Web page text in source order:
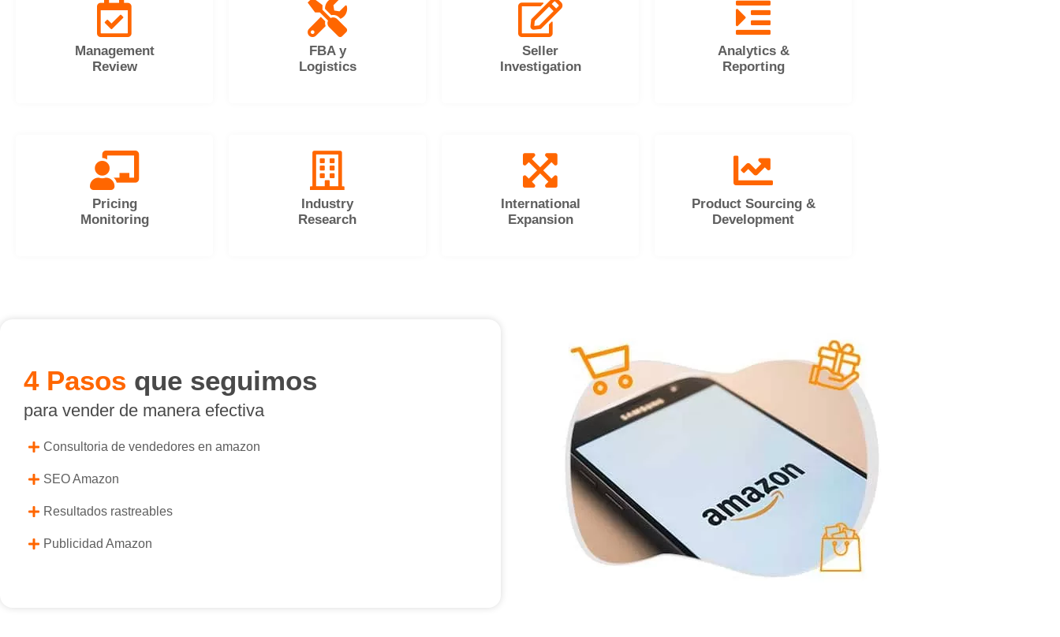
Management
Review
FBA y
Logistics
Seller
Investigation
Analytics &
Reporting
Pricing
Monitoring
Industry
Research
International
Expansion
Product Sourcing &
Development
4 Pasos que seguimos
para vender de manera efectiva
Consultoria de vendedores en amazon
SEO Amazon
Resultados rastreables
Publicidad Amazon